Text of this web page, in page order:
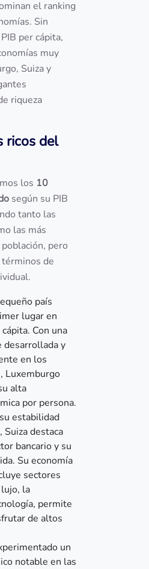
el ranking
Sin
per cápita,
muy
Suiza y
riqueza
ricos del
los 10
según su PIB
tanto las
las más
pero
de
país
lugar en
Con una
desarrollada y
en los
Luxemburgo
alta
por persona.
estabilidad
Suiza destaca
bancario y su
Su economía
sectores
la
permite
de altos
un
notable en las